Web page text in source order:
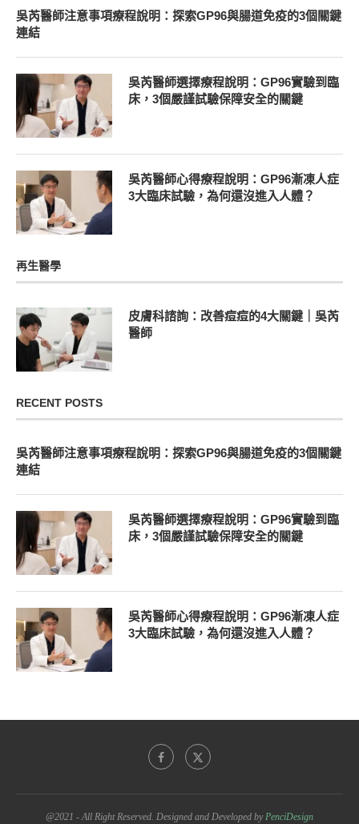
吳芮醫師注意事項療程說明：探索GP96與腸道免疫的3個關鍵
連結
吳芮醫師選擇療程說明：GP96實驗到臨
床，3個嚴謹試驗保障安全的關鍵
吳芮醫師心得療程說明：GP96漸凍人症
3大臨床試驗，為何還沒進入人體？
再生醫學
皮膚科諮詢：改善痘痘的4大關鍵｜吳芮
醫師
RECENT POSTS
吳芮醫師注意事項療程說明：探索GP96與腸道免疫的3個關鍵
連結
吳芮醫師選擇療程說明：GP96實驗到臨
床，3個嚴謹試驗保障安全的關鍵
吳芮醫師心得療程說明：GP96漸凍人症
3大臨床試驗，為何還沒進入人體？
@2021 - All Right Reserved. Designed and Developed byPenciDesign